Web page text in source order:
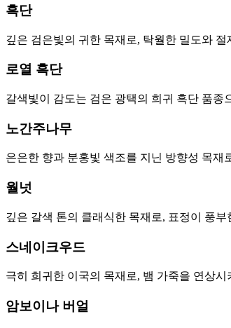
흑단
깊은 검은빛의 귀한 목재로, 탁월한 밀도와
로열 흑단
갈색빛이 감도는 검은 광택의 희귀 흑단 품
노간주나무
은은한 향과 분홍빛 색조를 지닌 방향성 목재
월넛
깊은 갈색 톤의 클래식한 목재로, 표정이 풍
스네이크우드
극히 희귀한 이국의 목재로, 뱀 가죽을 연상
암보이나 버얼